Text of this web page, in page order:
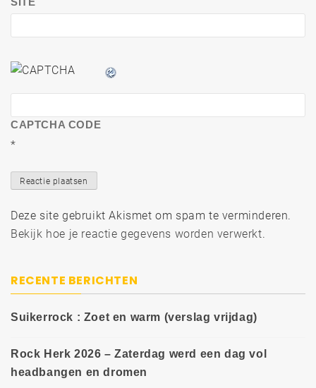
CAPTCHA CODE
*
Deze site gebruikt Akismet om spam te verminderen.
Bekijk hoe je reactie gegevens worden verwerkt.
RECENTE BERICHTEN
Suikerrock : Zoet en warm (verslag vrijdag)
Rock Herk 2026 – Zaterdag werd een dag vol
headbangen en dromen